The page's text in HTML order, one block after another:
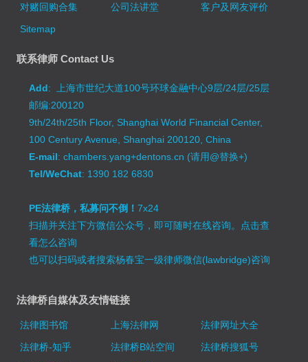
对赌回购合集
公司法讲堂
客户及网友评价
Sitemap
联系律师 Contact Us
Add: 上海市世纪大道100号环球金融中心9层/24层/25层
邮编:200120
9th/24th/25th Floor, Shanghai World Financial Center,
100 Century Avenue, Shanghai 200120, China
E-mail: chambers.yang+dentons.cn (请用@替换+)
Tel/WeChat: 1390 182 6830
PE法律桥，私募问不倒！7x24
扫描并关注下方微信公众号，即可随时在线咨询。 点击查
看怎么咨询
也可以扫码或者搜索杨春宝一级律师微信(lawbridge)咨询
法律桥自媒体及友情链接
法律图书馆 上海法律网
法律网址大全
法律桥-知乎
法律桥B站空间
法律桥搜狐号